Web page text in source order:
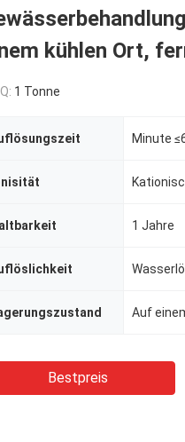
kühlen Ort,
1 Tonne
Minute
1 Jahre
Auf
Bestpreis